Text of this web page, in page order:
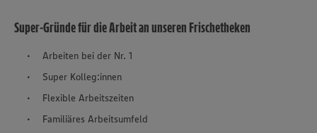
Super-Gründe für die Arbeit an unseren Frischetheken
Arbeiten bei der Nr. 1
Super Kolleg:innen
Flexible Arbeitszeiten
Familiäres Arbeitsumfeld